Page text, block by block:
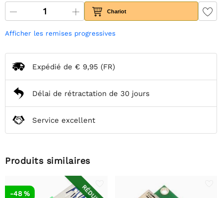
Chariot
Afficher les remises progressives
Expédié de € 9,95 (FR)
Délai de rétractation de 30 jours
Service excellent
Produits similaires
RÉDUIT
-48 %